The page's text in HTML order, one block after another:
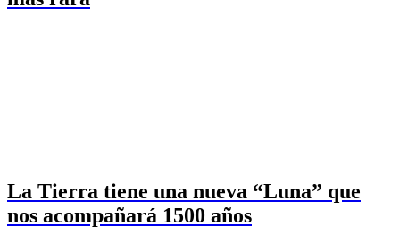
La Tierra tiene una nueva “Luna” que
nos acompañará 1500 años